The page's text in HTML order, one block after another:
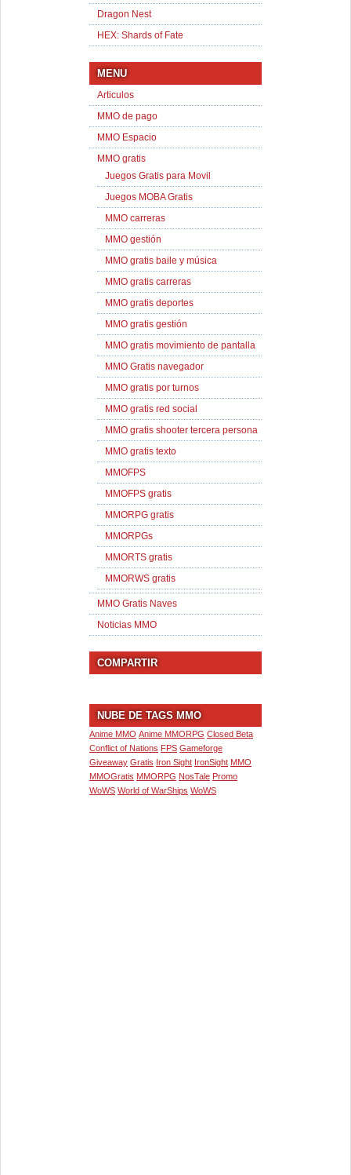
Dragon Nest
HEX: Shards of Fate
MENU
Articulos
MMO de pago
MMO Espacio
MMO gratis
Juegos Gratis para Movil
Juegos MOBA Gratis
MMO carreras
MMO gestión
MMO gratis baile y música
MMO gratis carreras
MMO gratis deportes
MMO gratis gestión
MMO gratis movimiento de pantalla
MMO Gratis navegador
MMO gratis por turnos
MMO gratis red social
MMO gratis shooter tercera persona
MMO gratis texto
MMOFPS
MMOFPS gratis
MMORPG gratis
MMORPGs
MMORTS gratis
MMORWS gratis
MMO Gratis Naves
Noticias MMO
COMPARTIR
NUBE DE TAGS MMO
Anime MMO Anime MMORPG Closed Beta
Conflict of Nations FPS Gameforge
Giveaway Gratis Iron Sight IronSight MMO
MMOGratis MMORPG NosTale Promo
WoWS World of WarShips WoWS